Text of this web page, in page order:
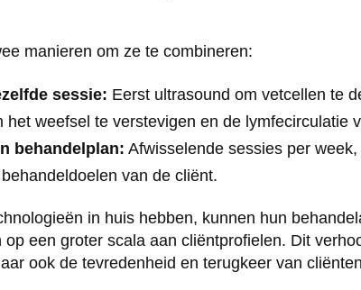
manieren om ze te combineren:
sessie: Eerst ultrasound om vetcellen te
het weefsel te verstevigen en de lymfecirculatie
behandelplan: Afwisselende sessies per
van de cliënt.
in huis hebben, kunnen hun
een groter scala aan cliëntprofielen. Dit
ook de tevredenheid en terugkeer van